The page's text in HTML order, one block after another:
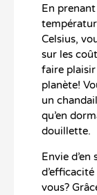
En
Celsius,
sur les
faire
planète!
un
qu’en
douillette.
Envie
vous?